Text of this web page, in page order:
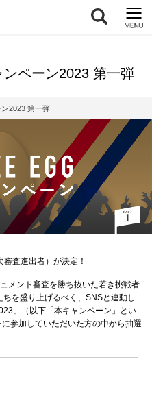
ペーン2023 第一弾
2023 第一弾
査進出者）が決定！
メント審査を勝ち抜いた若き挑戦者
を盛り上げるべく、SNSと連動し
」（以下「本キャンペーン」とい
参加していただいた方の中から抽選